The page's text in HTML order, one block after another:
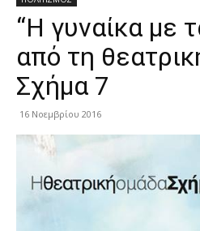
“Η γυναίκα με
από τη
Σχήμα 7
16 Νοεμβρίου 2016